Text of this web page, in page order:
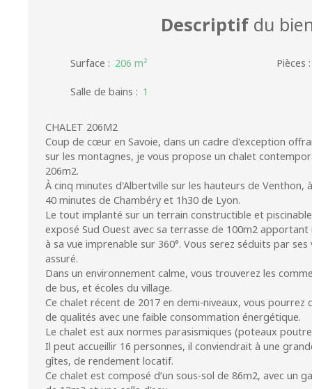
Descriptif du
Surface : 206 m² Pièces :
Salle de bains : 1
CHALET 206M2
Coup de cœur en Savoie, dans un cadre d'exception
sur les montagnes, je vous propose un chalet
206m2.
À cinq minutes d'Albertville sur les hauteurs de Venthon,
40 minutes de Chambéry et 1h30 de Lyon.
Le tout implanté sur un terrain constructible et
exposé Sud Ouest avec sa terrasse de 100m2
à sa vue imprenable sur 360°. Vous serez séduits par
assuré.
Dans un environnement calme, vous trouverez les
de bus, et écoles du village.
Ce chalet récent de 2017 en demi-niveaux, vous pourrez
de qualités avec une faible consommation énergétique.
Le chalet est aux normes parasismiques (poteaux
Il peut accueillir 16 personnes, il conviendrait à une
gîtes, de rendement locatif.
Ce chalet est composé d’un sous-sol de 86m2, avec un